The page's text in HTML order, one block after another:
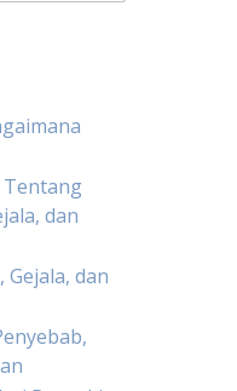
Tentang
dan
dan